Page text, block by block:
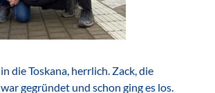
die Toskana, herrlich. Zack, die
gegründet und schon ging es los.